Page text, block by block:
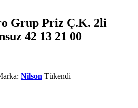
Grup Priz Ç.K. 2li
42 13 21 00
Nilson Tükendi